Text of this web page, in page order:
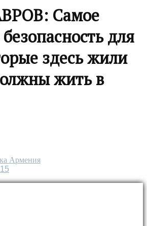
Самое
для
здесь жили
жить в
Армения